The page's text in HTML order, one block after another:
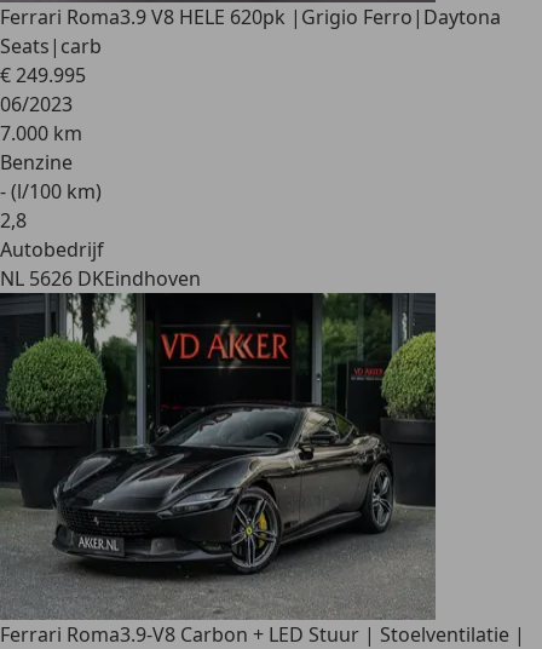
Ferrari Roma3.9 V8 HELE 620pk |Grigio Ferro|Daytona
Seats|carb
€ 249.995
06/2023
7.000 km
Benzine
- (l/100 km)
2,8
Autobedrijf
NL 5626 DKEindhoven
Ferrari Roma3.9-V8 Carbon + LED Stuur | Stoelventilatie |